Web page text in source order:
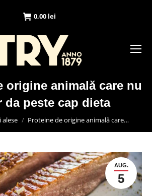
0,00 lei
origine animală care nu
da peste cap dieta
alese Proteine de origine animală care…
AUG.
5